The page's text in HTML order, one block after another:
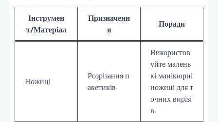
Інструмен
т/Матеріал
Призначенн
я
Поради
Ножиці
Розрізання п
акетиків
Використов
уйте малень
кі манікюрні
ножиці для т
очних вирізі
в.